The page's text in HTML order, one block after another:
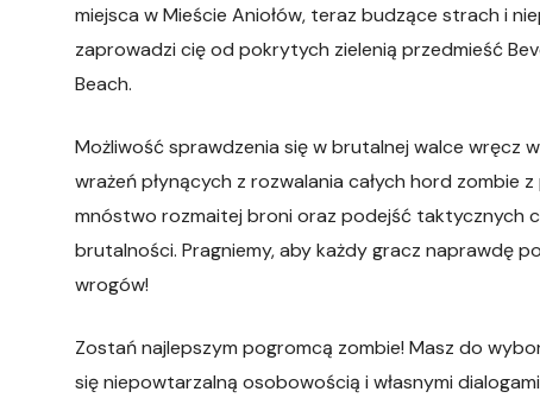
miejsca w Mieście Aniołów, teraz budzące strach i
zaprowadzi cię od pokrytych zielenią przedmieść
Beach.
Możliwość sprawdzenia się w brutalnej walce wręcz
wrażeń płynących z rozwalania całych hord
mnóstwo rozmaitej broni oraz podejść taktycznych
brutalności. Pragniemy, aby każdy gracz naprawdę
wrogów!
Zostań najlepszym pogromcą zombie! Masz do
się niepowtarzalną osobowością i własnymi